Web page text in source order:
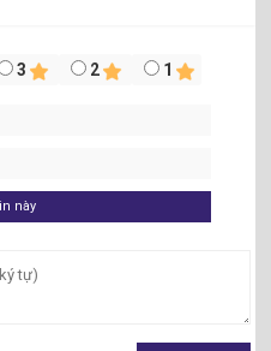
PVC cũng như các chất liệu
3 2 1